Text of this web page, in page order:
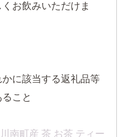
お飲みいただけま
に該当する返礼品等
こと
南町産 茶 お茶 ティー